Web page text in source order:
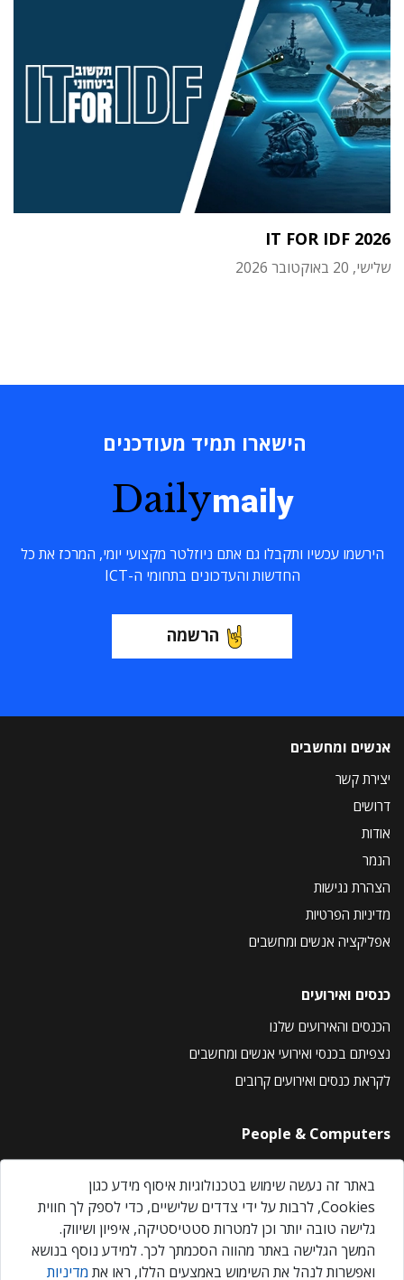
IT FOR IDF 2026
שלישי, 20 באוקטובר 2026
הישארו תמיד מעודכנים
Dailymaily
הירשמו עכשיו ותקבלו גם אתם ניוזלטר מקצועי יומי, המרכז את כל
החדשות והעדכונים בתחומי ה-ICT
הרשמה
אנשים ומחשבים
יצירת קשר
דרושים
אודות
הנמר
הצהרת נגישות
מדיניות הפרטיות
אפליקציה אנשים ומחשבים
כנסים ואירועים
הכנסים והאירועים שלנו
נצפיתם בכנסי ואירועי אנשים ומחשבים
לקראת כנסים ואירועים קרובים
People & Computers
About Us
Privacy Policy
Contact Us
Our Events
באתר זה נעשה שימוש בטכנולוגיות איסוף מידע כגון
Cookies, לרבות על ידי צדדים שלישיים, כדי לספק לך חווית
גלישה טובה יותר וכן למטרות סטטיסטיקה, איפיון ושיווק.
המשך הגלישה באתר מהווה הסכמתך לכך. למידע נוסף בנושא
ואפשרות לנהל את השימוש באמצעים הללו, ראו את מדיניות